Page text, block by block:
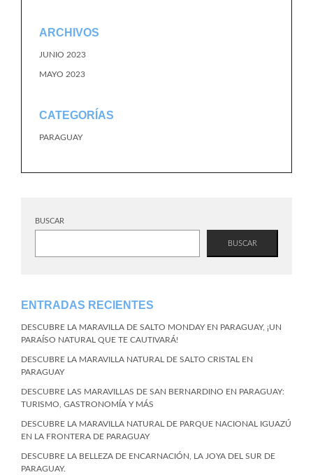
ARCHIVOS
JUNIO 2023
MAYO 2023
CATEGORÍAS
PARAGUAY
BUSCAR
BUSCAR
ENTRADAS RECIENTES
DESCUBRE LA MARAVILLA DE SALTO MONDAY EN PARAGUAY, ¡UN
PARAÍSO NATURAL QUE TE CAUTIVARÁ!
DESCUBRE LA MARAVILLA NATURAL DE SALTO CRISTAL EN
PARAGUAY
DESCUBRE LAS MARAVILLAS DE SAN BERNARDINO EN PARAGUAY:
TURISMO, GASTRONOMÍA Y MÁS
DESCUBRE LA MARAVILLA NATURAL DE PARQUE NACIONAL IGUAZÚ
EN LA FRONTERA DE PARAGUAY
DESCUBRE LA BELLEZA DE ENCARNACIÓN, LA JOYA DEL SUR DE
PARAGUAY.